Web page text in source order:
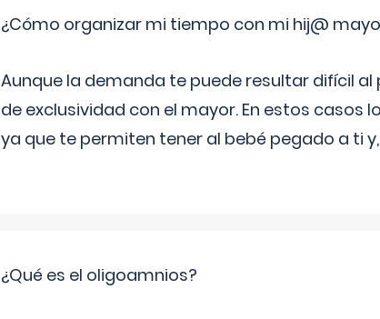
¿Cómo organizar mi tiempo con mi hij@
Aunque la demanda te puede resultar difícil
de exclusividad con el mayor. En estos casos
ya que te permiten tener al bebé pegado a ti
¿Qué es el oligoamnios?